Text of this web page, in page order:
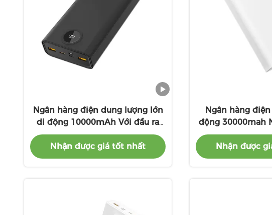
Ngân hàng điện dung lượng lớn
di động 10000mAh Với đầu ra
PD22.5W / Chỉ số LED
Nhận được giá tốt nhất
Ngân hàng
động 30000mah
công
Nhận được